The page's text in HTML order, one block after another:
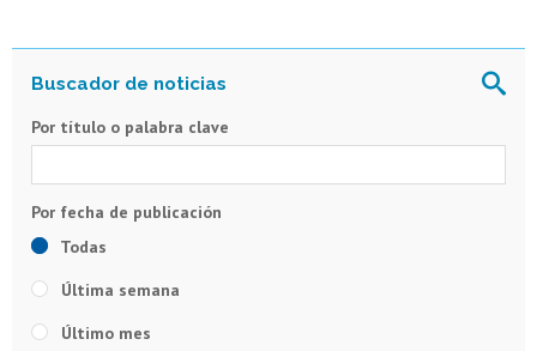
Por título o palabra clave
Todas
Última semana
Último mes